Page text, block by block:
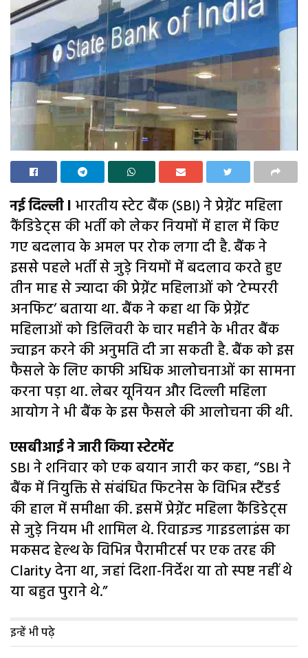
नई दिल्ली l भारतीय स्टेट बैंक (SBI) ने प्रेग्नेंट महिला
कैंडिडेट्स की भर्ती को लेकर नियमों में हाल में किए
गए बदलाव के अमल पर रोक लगा दी है. बैंक ने
इससे पहले भर्ती से जुड़े नियमों में बदलाव करते हुए
तीन माह से ज्यादा की प्रेग्नेंट महिलाओं को ‘टेम्पररी
अनफिट’ बताया था. बैंक ने कहा था कि प्रेग्नेंट
महिलाओं को डिलिवरी के चार महीने के भीतर बैंक
ज्वाइन करने की अनुमति दी जा सकती है. बैंक को इस
फैसले के लिए काफी अधिक आलोचनाओं का सामना
करना पड़ा था. लेबर यूनियन और दिल्ली महिला
आयोग ने भी बैंक के इस फैसले की आलोचना की थी.
एसबीआई ने जारी किया स्टेटमेंट
SBI ने शनिवार को एक बयान जारी कर कहा, “SBI ने
बैंक में नियुक्ति से संबंधित फिटनेस के विभिन्न स्टैंडर्ड
की हाल में समीक्षा की. इसमें प्रेग्नेंट महिला कैंडिडेट्स
से जुड़े नियम भी शामिल थे. रिवाइज्ड गाइडलाइंस का
मकसद हेल्थ के विभिन्न पैरामीटर्स पर एक तरह की
Clarity देना था, जहां दिशा-निर्देश या तो स्पष्ट नहीं थे
या बहुत पुराने थे.”
इन्हें भी पढ़े